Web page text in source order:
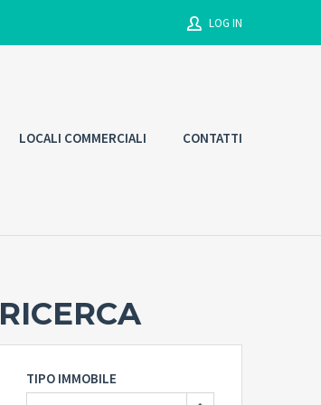
LOG IN
Forgot
password?
LOCALI COMMERCIALI CONTATTI
RICERCA
TIPO IMMOBILE